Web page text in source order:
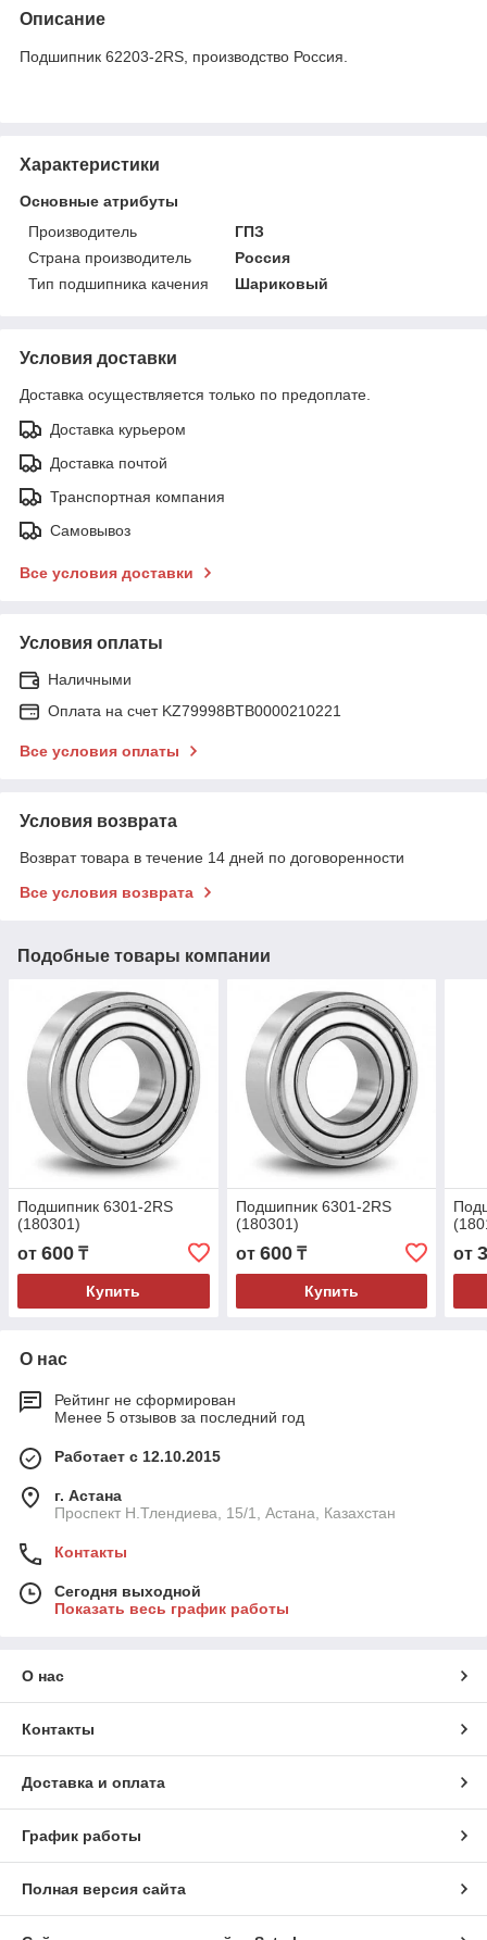
Описание
Подшипник 62203-2RS, производство Россия.
Характеристики
Основные атрибуты
Производитель
ГПЗ
Страна производитель
Россия
Тип подшипника качения
Шариковый
Условия доставки
Доставка осуществляется только по предоплате.
Доставка курьером
Доставка почтой
Транспортная компания
Самовывоз
Все условия доставки
Условия оплаты
Наличными
Оплата на счет KZ79998BTB0000210221
Все условия оплаты
Условия возврата
Возврат товара в течение 14 дней по договоренности
Все условия возврата
Подобные товары компании
Подшипник 6301-2RS
(180301)
от 600 ₸
Купить
Подшипник 6301-2RS
(180301)
от 600₸
Купить
от
О нас
Рейтинг не сформирован
Менее 5 отзывов за последний год
Работает с 12.10.2015
г. Астана
Проспект Н.Тлендиева, 15/1, Астана, Казахстан
Контакты
Сегодня выходной
Показать весь график работы
О нас
Контакты
Доставка и оплата
График работы
Полная версия сайта